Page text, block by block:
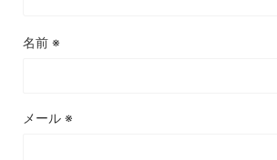
名前 ※
メール ※